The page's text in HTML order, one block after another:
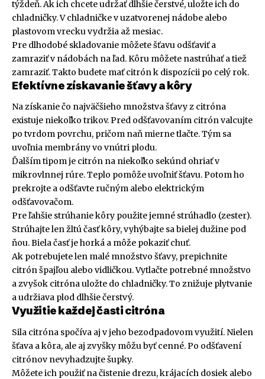
týždeň. Ak ich chcete udržať dlhšie čerstvé, uložte ich do
chladničky. V chladničke v uzatvorenej nádobe alebo
plastovom vrecku vydržia až mesiac.
Pre dlhodobé skladovanie môžete šťavu odšťaviť a
zamraziť v nádobách na ľad. Kôru môžete nastrúhať a tiež
zamraziť. Takto budete mať citrón k dispozícii po celý rok.
Efektívne získavanie šťavy a kôry
Na získanie čo najväčšieho množstva šťavy z citróna
existuje niekoľko trikov. Pred odšťavovaním citrón valcujte
po tvrdom povrchu, pričom naň mierne tlačte. Tým sa
uvoľnia membrány vo vnútri plodu.
Ďalším tipom je citrón na niekoľko sekúnd ohriať v
mikrovlnnej rúre. Teplo pomôže uvoľniť šťavu. Potom ho
prekrojte a odšťavte ručným alebo elektrickým
odšťavovačom.
Pre ľahšie strúhanie kôry použite jemné strúhadlo (zester).
Strúhajte len žltú časť kôry, vyhýbajte sa bielej dužine pod
ňou. Biela časť je horká a môže pokaziť chuť.
Ak potrebujete len malé množstvo šťavy, prepichnite
citrón špajľou alebo vidličkou. Vytlačte potrebné množstvo
a zvyšok citróna uložte do chladničky. To znižuje plytvanie
a udržiava plod dlhšie čerstvý.
Využitie každej časti citróna
Sila citróna spočíva aj v jeho bezodpadovom využití. Nielen
šťava a kôra, ale aj zvyšky môžu byť cenné. Po odšťavení
citrónov nevyhadzujte šupky.
Môžete ich použiť na čistenie drezu, krájacích dosiek alebo